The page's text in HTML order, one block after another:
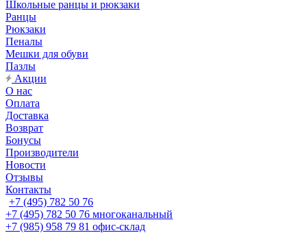
Школьные ранцы и рюкзаки
Ранцы
Рюкзаки
Пеналы
Мешки для обуви
Пазлы
Акции
О нас
Оплата
Доставка
Возврат
Бонусы
Производители
Новости
Отзывы
Контакты
+7 (495) 782 50 76
+7 (495) 782 50 76 многоканальный
+7 (985) 958 79 81 офис-склад